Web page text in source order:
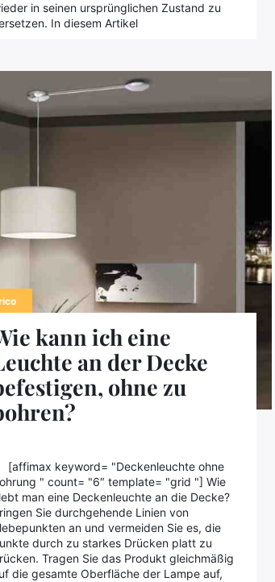
in seinen ursprünglichen Zustand zu
In diesem Artikel
kann ich eine
an der Decke
ohne zu
[affimax keyword= "Deckenleuchte ohne
" count= "6″ template= "grid "] Wie
man eine Deckenleuchte an die Decke?
Sie durchgehende Linien von
an und vermeiden Sie es, die
durch zu starkes Drücken platt zu
Tragen Sie das Produkt gleichmäßig
die gesamte Oberfläche der Lampe auf,